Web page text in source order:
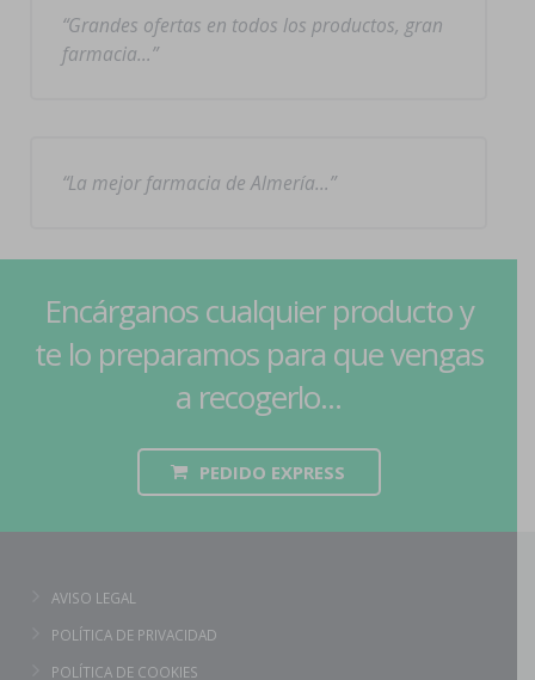
Grandes ofertas en todos los productos, gran
farmacia…
La mejor farmacia de Almería…
Encárganos cualquier producto y
te lo preparamos para que vengas
a recogerlo...
PEDIDO EXPRESS
AVISO LEGAL
POLÍTICA DE PRIVACIDAD
POLÍTICA DE COOKIES